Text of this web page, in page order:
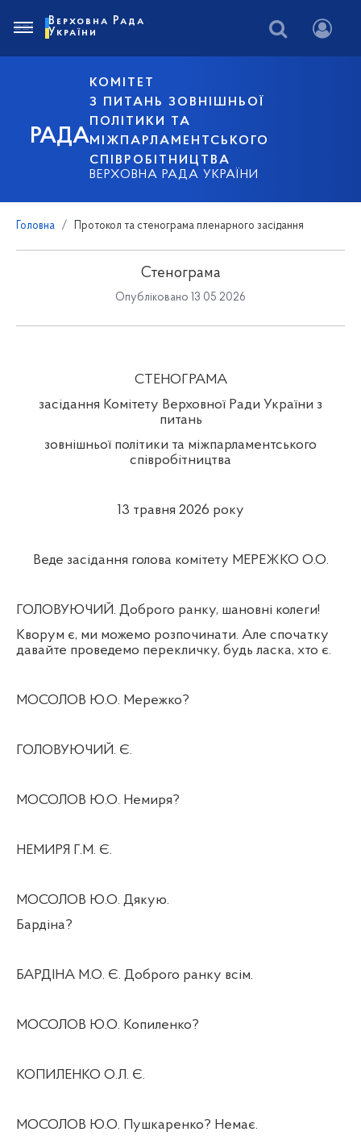
РАДА
КОМІТЕТ
З ПИТАНЬ ЗОВНІШНЬОЇ
ПОЛІТИКИ ТА
МІЖПАРЛАМЕНТСЬКОГО
СПІВРОБІТНИЦТВА
ВЕРХОВНА РАДА УКРАЇНИ
Верховна Рада
України
Головна Протокол та стенограма пленарного засідання
Стенограма
Опубліковано 13 05 2026
СТЕНОГРАМА
засідання Комітету Верховної Ради України з
питань
зовнішньої політики та міжпарламентського
співробітництва
13 травня 2026 року
Веде засідання голова комітету МЕРЕЖКО О.О.
ГОЛОВУЮЧИЙ. Доброго ранку, шановні колеги!
Кворум є, ми можемо розпочинати. Але спочатку
давайте проведемо перекличку, будь ласка, хто є.
МОСОЛОВ Ю.О. Мережко?
ГОЛОВУЮЧИЙ. Є.
МОСОЛОВ Ю.О. Немиря?
НЕМИРЯ Г.М. Є.
МОСОЛОВ Ю.О. Дякую.
Бардіна?
БАРДІНА М.О. Є. Доброго ранку всім.
МОСОЛОВ Ю.О. Копиленко?
КОПИЛЕНКО О.Л. Є.
МОСОЛОВ Ю.О. Пушкаренко? Немає.